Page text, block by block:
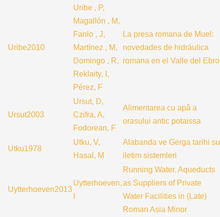
Uribe2010
Uribe , P,
Magallón , M,
Fanlo , J,
Martínez , M,
Domingo , R,
Reklaity, I,
Pérez, F
La presa romana de Muel:
novedades de hidráulica
romana en el Valle del Ebro
Ursut2003
Ursut, D,
Czifra, A,
Fodorean, F
Alimentarea cu apâ a
orasului antic potaissa
Utku1978
Utku, V,
Hasal, M
Alabanda ve Gerga tarihi su
iletim sistemleri
Uytterhoeven2013
Uytterhoeven,
Running Water. Aqueducts
as Suppliers of Private
Water Facilities in (Late)
Roman Asia Minor